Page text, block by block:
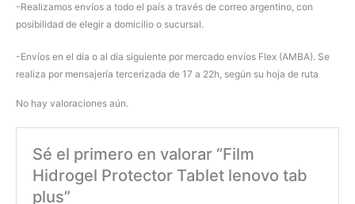
-Realizamos envíos a todo el país a través de correo argentino, con
posibilidad de elegir a domicilio o sucursal.
-Envíos en el día o al día siguiente por mercado envíos Flex (AMBA). Se
realiza por mensajería tercerizada de 17 a 22h, según su hoja de ruta
No hay valoraciones aún.
Sé el primero en valorar “Film
Hidrogel Protector Tablet lenovo tab
plus”